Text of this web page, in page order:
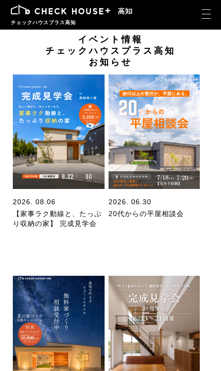
チェックハウスプラス高知
イベント情報
チェックハウスプラス高知
お知らせ
2026. 08.06
【家事ラク動線と、たっぷ
り収納の家】 完成見学会
2026. 06.30
20代からの平屋相談会